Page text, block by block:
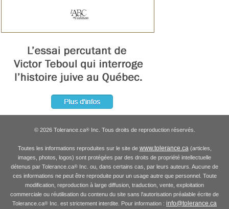
© 2026 Tolerance.ca®Inc. Tous droits de reproduction réservés.
Toutes les informations reproduites sur le site de www.tolerance.ca (articles,
images, photos, logos) sont protégées par des droits de propriété intellectuelle
détenus par Tolerance.ca® Inc. ou, dans certains cas, par leurs auteurs. Aucune de
ces informations ne peut être reproduite pour un usage autre que personnel. Toute
modification, reproduction à large diffusion, traduction, vente, exploitation
commerciale ou réutilisation du contenu du site sans l'autorisation préalable écrite de
Tolerance.ca® Inc. est strictement interdite. Pour information : info@tolerance.ca